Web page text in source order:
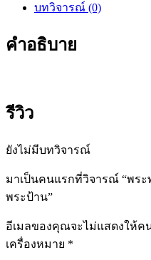
บทวิจารณ์ (0)
คำอธิบาย
รีวิว
ยังไม่มีบทวิจารณ์
มาเป็นคนแรกที่วิจารณ์ “พร
พระป้าน”
อีเมลของคุณจะไม่แสดงให้ค
เครื่องหมาย *